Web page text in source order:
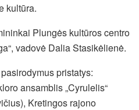
kultūra.
Plungės kultūros centro
vadovė Dalia Stasikėlienė.
pristatys:
ansamblis „Cyrulelis“
Kretingos rajono